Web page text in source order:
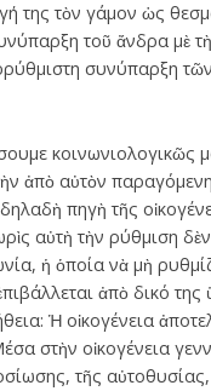
της τὸν γάμον ὡς
τοῦ ἄνδρα μὲ
συνύπαρξη
κοινωνιολογικῶς
ἀπὸ αὐτὸν
πηγὴ τῆς
αὐτὴ τὴν ρύθμιση δὲν
ἡ ὁποία νὰ μὴ
ἀπὸ δικό
Ἡ οἰκογένεια
στὴν οἰκογένεια
τῆς